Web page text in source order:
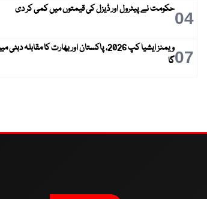
04حکومت نے پیٹرول اور ڈیزل کی قیمتوں میں کمی کر دی
07
ویمنز ایشیا کپ 2026، پاکستان اور بھارت کا مقابلہ
گا